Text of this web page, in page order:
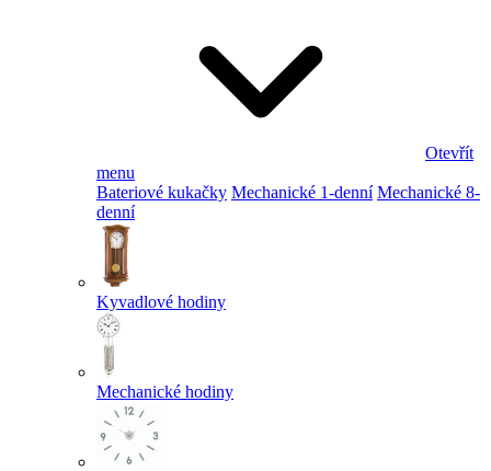
Otevřít
menu
Bateriové kukačky Mechanické 1-denní Mechanické 8-
denní
Kyvadlové hodiny
Mechanické hodiny